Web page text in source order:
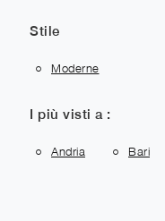
Stile
Moderne
I più visti a :
Andria Bari